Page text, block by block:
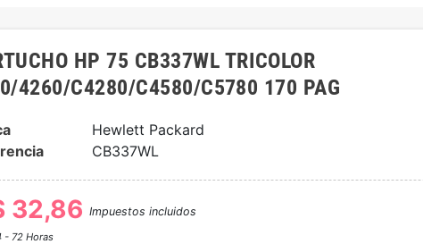
HP 75 CB337WL TRICOLOR
4260/C4280/C4580/C5780 170 PAG
Hewlett Packard
CB337WL
32,86Impuestos incluidos
- 72 Horas